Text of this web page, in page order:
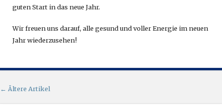
guten Start in das neue Jahr.
Wir freuen uns darauf, alle gesund und voller Energie im neuen
Jahr wiederzusehen!
Artikel-Navigation
← Ältere Artikel